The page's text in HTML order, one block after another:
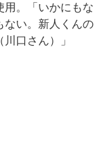
用。「いかにもな
ない。新人くんの
口さん）」